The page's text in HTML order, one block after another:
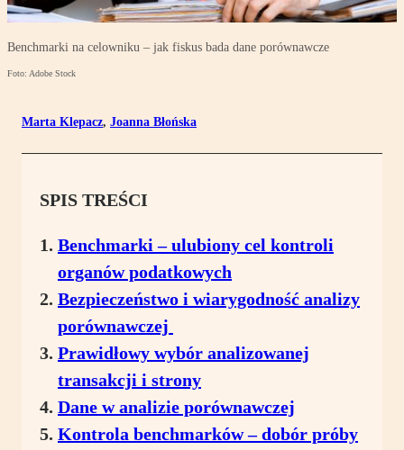
Benchmarki na celowniku – jak fiskus bada dane porównawcze
Foto: Adobe Stock
Marta Klepacz, Joanna Błońska
SPIS TREŚCI
Benchmarki – ulubiony cel kontroli
organów podatkowych
Bezpieczeństwo i wiarygodność analizy
porównawczej
Prawidłowy wybór analizowanej
transakcji i strony
Dane w analizie porównawczej
Kontrola benchmarków – dobór próby